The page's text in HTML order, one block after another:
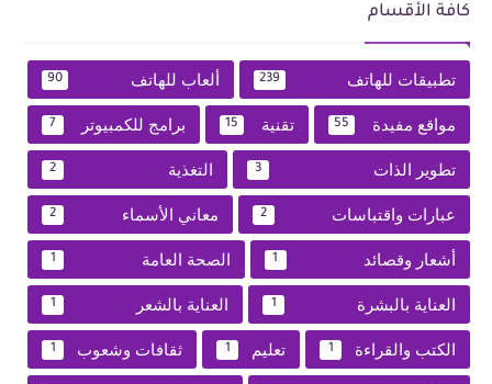
كافة الأقسام
تطبيقات للهاتف 239 ألعاب للهاتف 90
مواقع مفيدة 55 تقنية 15 برامج للكمبيوتر 7
تطوير الذات 3 التغذية 2
عبارات واقتباسات 2 معاني الأسماء 2
أشعار وقصائد 1 الصحة العامة 1
العناية بالبشرة 1 العناية بالشعر 1
الكتب والقراءة 1 تعليم 1 ثقافات وشعوب 1